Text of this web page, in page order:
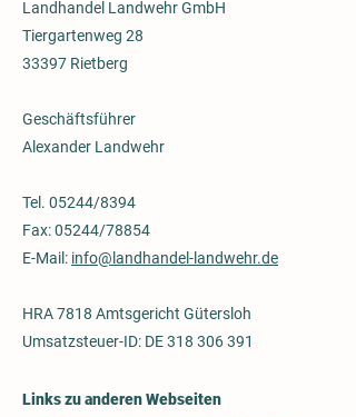
Landhandel Landwehr GmbH
Tiergartenweg 28
33397 Rietberg
Geschäftsführer
Alexander Landwehr
Tel. 05244/8394
Fax: 05244/78854
E-Mail: info@landhandel-landwehr.de
HRA 7818 Amtsgericht Gütersloh
Umsatzsteuer-ID: DE318 306 391
Links zu anderen Webseiten